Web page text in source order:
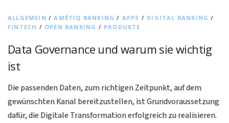
ALLGEMEIN /AMÉTIQ BANKING / APPS / DIGITAL BANKING /
FINTECH / OPEN BANKING / PRODUKTE
Data Governance und warum sie wichtig
ist
Die passenden Daten, zum richtigen Zeitpunkt, auf dem
gewünschten Kanal bereitzustellen, ist Grundvoraussetzung
dafür, die Digitale Transformation erfolgreich zu realisieren.